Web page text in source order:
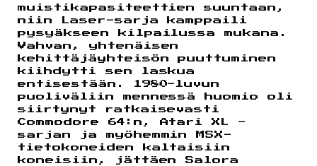
muistikapasiteettien suuntaan,
niin Laser-sarja kamppaili
pysyäkseen kilpailussa mukana.
Vahvan, yhtenäisen
kehittäjäyhteisön puuttuminen
kiihdytti sen laskua
entisestään. 1980-luvun
puoliväliin mennessä huomio oli
siirtynyt ratkaisevasti
Commodore 64:n, Atari XL -
sarjan ja myöhemmin MSX-
tietokoneiden kaltaisiin
koneisiin, jättäen Salora